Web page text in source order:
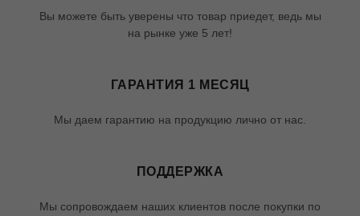
Вы можете быть уверены что товар приедет, ведь мы
на рынке уже 5 лет!
ГАРАНТИЯ 1 МЕСЯЦ
Мы даем гарантию на продукцию лично от нас.
ПОДДЕРЖКА
Мы сопровождаем наших клиентов после покупки по